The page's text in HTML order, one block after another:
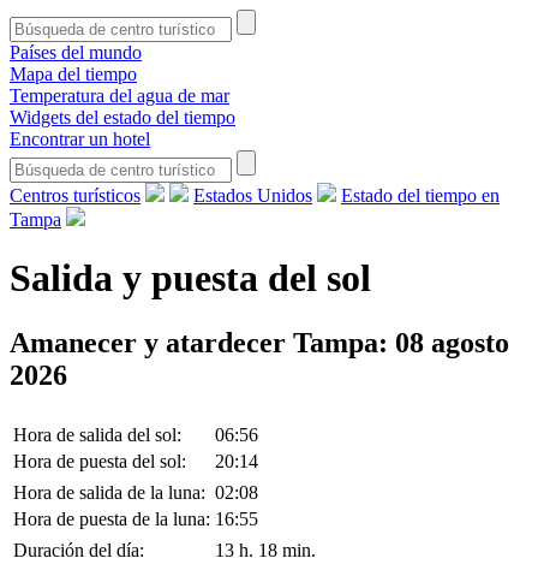
Países del mundo
Mapa del tiempo
Temperatura del agua de mar
Widgets del estado del tiempo
Encontrar un hotel
Centros turísticos Estados Unidos
Estado del tiempo en
Tampa
Salida y puesta del sol
Amanecer y atardecer Tampa: 08 agosto
2026
Hora de salida del sol:
06:56
Hora de puesta del sol:
20:14
Hora de salida de la luna: 02:08
Hora de puesta de la luna: 16:55
Duración del día:
13 h. 18 min.